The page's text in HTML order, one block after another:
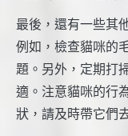
最後，還有一些其
例如，檢查貓咪的
題。另外，定期打
適。注意貓咪的行
狀，請及時帶它們